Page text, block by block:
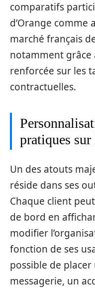
comparatifs
d’Orange comme
marché français
notamment grâce
renforcée sur les
contractuelles.
pratiques
Un des atouts
réside dans ses
Chaque client
de bord en
modifier
fonction de ses
possible de
messagerie, un